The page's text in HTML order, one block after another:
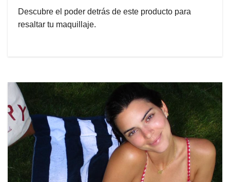
Descubre el poder detrás de este producto para
resaltar tu maquillaje.